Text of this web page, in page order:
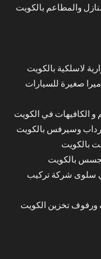
والمطاعم بالكويت
لاسلكية بالكويت
صغيرة للسيارات
الكافيهات في الكويت
وسيرفس بالكويت
بالكويت
بالكويت
سلوى شركة تركيب
ورفوف تخزين الكويت